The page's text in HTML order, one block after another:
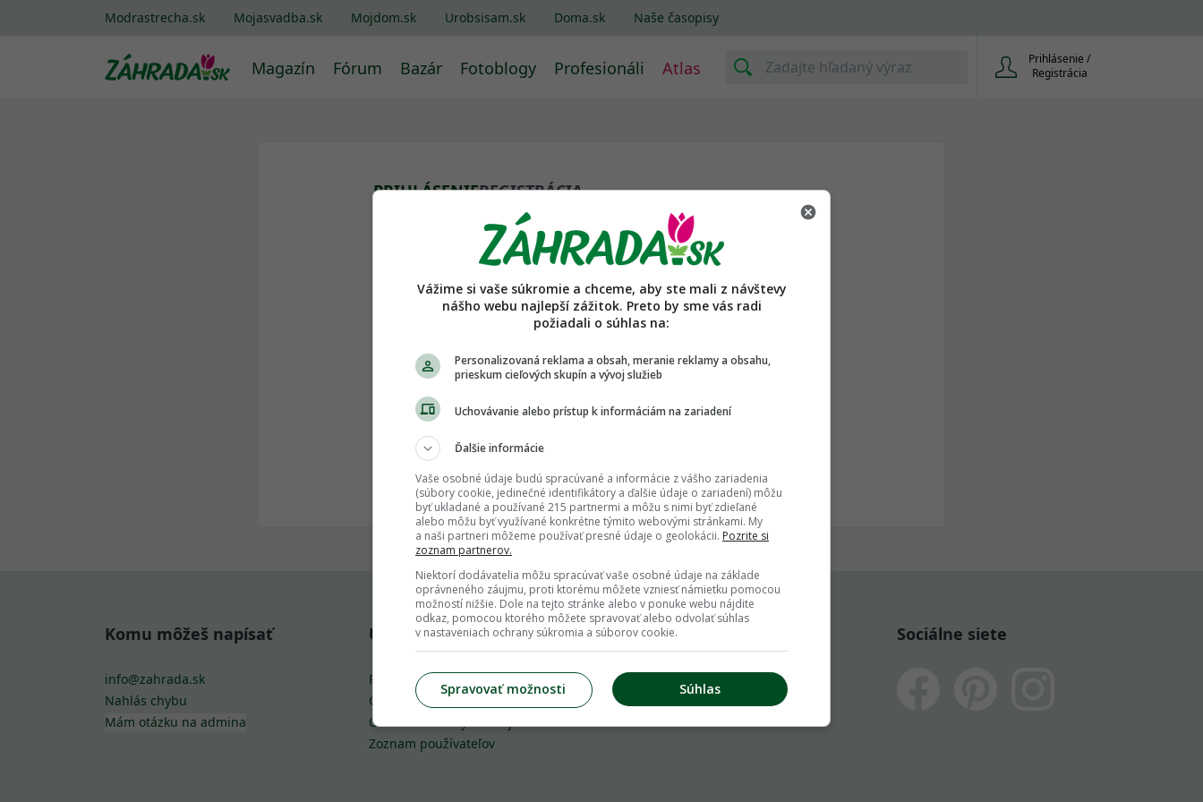
Modrastrecha.sk Mojasvadba.sk Mojdom.sk Urobsisam.sk Doma.sk Naše časopisy
Magazín Fórum Bazár Fotoblogy Profesionáli Atlas
Prihlásenie /
Registrácia
PRIHLÁSENIEREGISTRÁCIA
Login alebo email
Zapamätať heslo. Nabudúce chcem byť prihlásená/ý automaticky
Komu môžeš napísať
info@zahrada.sk
Nahlás chybu
Mám otázku na admina
Užitočné odkazy
Podmienky používania
Cookie pravidlá
Ochrana osobných údajov
Zoznam používateľov
Inzercia Sociálne siete
Vážime si vaše súkromie a chceme, aby ste mali z návštevy
nášho webu najlepší zážitok. Preto by sme vás radi
požiadali o súhlas na:
Personalizovaná reklama a obsah, meranie reklamy a obsahu,
prieskum cieľových skupín a vývoj služieb
Uchovávanie alebo prístup k informáciám na zariadení
Ďalšie informácie
Vaše osobné údaje budú spracúvané a informácie z vášho zariadenia
(súbory cookie, jedinečné identifikátory a ďalšie údaje o zariadení) môžu
byť ukladané a používané 215 partnermi a môžu s nimi byť zdieľané
alebo môžu byť využívané konkrétne týmito webovými stránkami. My
a naši partneri môžeme používať presné údaje o geolokácii. Pozrite si
zoznam partnerov.
Niektorí dodávatelia môžu spracúvať vaše osobné údaje na základe
oprávneného záujmu, proti ktorému môžete vzniesť námietku pomocou
možností nižšie. Dole na tejto stránke alebo v ponuke webu nájdite
odkaz, pomocou ktorého môžete spravovať alebo odvolať súhlas
v nastaveniach ochrany súkromia a súborov cookie.
Súhlas
Spravovať možnosti